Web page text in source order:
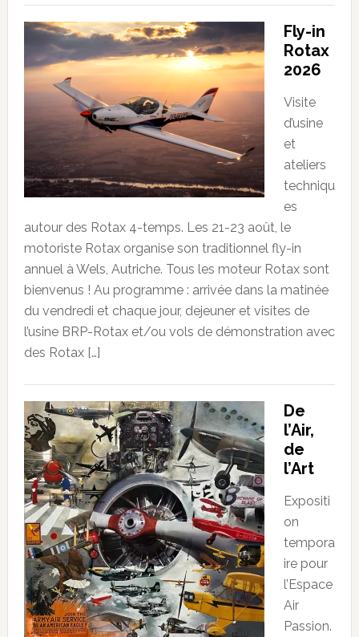
Fly-in
Rotax
2026
Visite
d’usine
et
ateliers
techniqu
es
autour des Rotax 4-temps. Les 21-23 août, le
motoriste Rotax organise son traditionnel fly-in
annuel à Wels, Autriche. Tous les moteur Rotax sont
bienvenus ! Au programme : arrivée dans la matinée
du vendredi et chaque jour, dejeuner et visites de
l’usine BRP-Rotax et/ou vols de démonstration avec
des Rotax […]
De
l’Air,
de
l’Art
Expositi
on
tempora
ire pour
l’Espace
Air
Passion.